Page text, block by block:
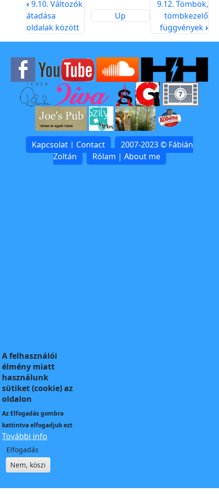
‹ 9.10. Változók
átadása
oldalak között
Up
9.12. Tömbök,
tömbkezelő
függvények›
Kapcsolat | Contact
2007-2023 © Fábián
Zoltán
Rólam | About me
A felhasználói
élmény miatt
használunk
sütiket (cookie) az
oldalon
Az Elfogadásgombra
kattintva elfogadjuk ezt
További info
Elfogadás
Nem, köszi